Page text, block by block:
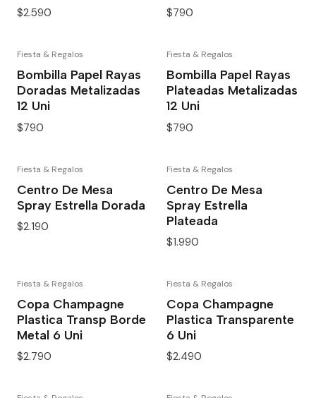
$2.590 $790
Fiesta & Regalos
Bombilla Papel Rayas
Doradas Metalizadas
12 Uni
$790
Fiesta & Regalos
Bombilla Papel Rayas
Plateadas Metalizadas
12 Uni
$790
Fiesta & Regalos
Centro De Mesa
Spray Estrella Dorada
$2.190
Fiesta & Regalos
Centro De Mesa
Spray Estrella
Plateada
$1.990
Fiesta & Regalos
Copa Champagne
Plastica Transp Borde
Metal 6 Uni
$2.790
Fiesta & Regalos
Copa Champagne
Plastica Transparente
6 Uni
$2.490